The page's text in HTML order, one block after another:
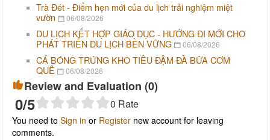
Trà Đét - Điểm hẹn mới của du lịch trải nghiệm miệt
vườn
06/08/2026
DU LỊCH KẾT HỢP GIÁO DỤC - HƯỚNG ĐI MỚI CHO
PHÁT TRIỂN DU LỊCH BỀN VỮNG
06/08/2026
CÁ BÓNG TRỨNG KHO TIÊU ĐẬM ĐÀ BỮA CƠM
QUÊ
06/08/2026
Review and Evaluation (0)
0/5 0 Rate
You need to Sign in or Register new account for leaving
comments.